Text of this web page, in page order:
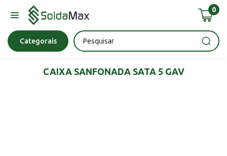
0
Categorais
Bateria Chave Impacto Esmerilhadeira
CAIXA SANFONADA SATA 5 GAV